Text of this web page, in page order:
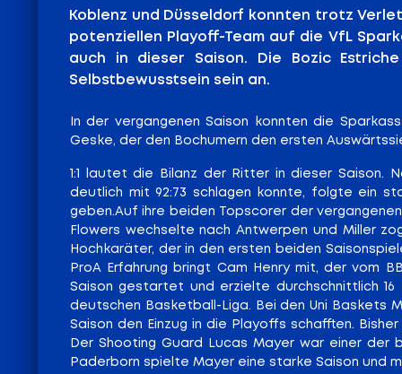
Koblenz und Düsseldorf konnten trotz
potenziellen Playoff-Team auf die VfL
auch in dieser Saison. Die Bozic
Selbstbewusstsein sein an.
In der vergangenen Saison konnten die
Geske, der den Bochumern den ersten
1:1 lautet die Bilanz der Ritter in dieser Saison.
deutlich mit 92:73 schlagen konnte, folgte ein
geben.Auf ihre beiden Topscorer der
Flowers wechselte nach Antwerpen und Miller
Hochkaräter, der in den ersten beiden
ProA Erfahrung bringt Cam Henry mit, der vom
Saison gestartet und erzielte durchschnittlich
deutschen Basketball-Liga. Bei den Uni Baskets
Saison den Einzug in die Playoffs schafften.
Der Shooting Guard Lucas Mayer war einer
Paderborn spielte Mayer eine starke Saison und